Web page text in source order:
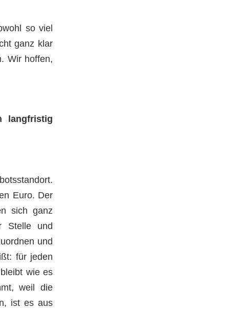
so viel
ganz klar
Wir hoffen,
langfristig
Euro. Der
sich ganz
Stelle und
und
für jeden
wie es
weil die
ist es aus